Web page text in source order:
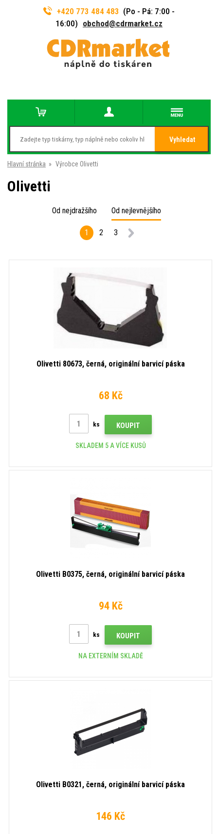
+420 773 484 483 (Po - Pá: 7:00 -
16:00) obchod@cdrmarket.cz
Vyhledat
Hlavní stránka » Výrobce Olivetti
Olivetti
Od nejdražšího Od nejlevnějšího
1 2 3
Olivetti 80673, černá, originální barvicí páska
68 Kč
ks KOUPIT
SKLADEM 5 A VÍCE KUSŮ
Olivetti B0375, černá, originální barvicí páska
94 Kč
ks KOUPIT
NA EXTERNÍM SKLADĚ
Olivetti B0321, černá, originální barvicí páska
146 Kč